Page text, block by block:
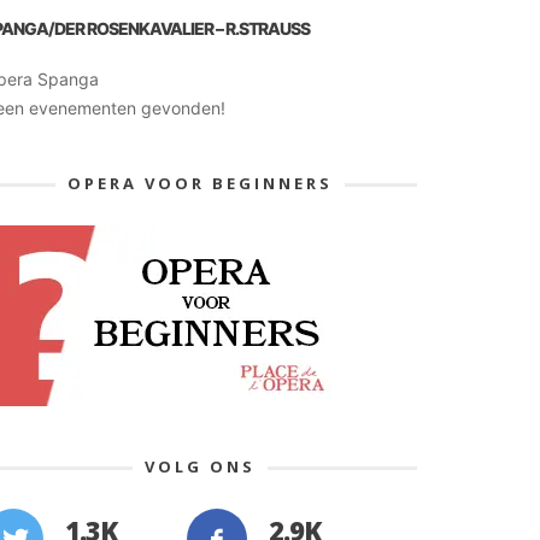
DER ROSENKAVALIER – R.STRAUSS
Spanga
evenementen gevonden!
OPERA VOOR BEGINNERS
VOLG ONS
1.3K